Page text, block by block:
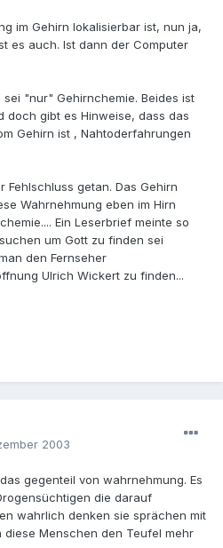
im Gehirn lokalisierbar ist, nun ja,
es auch. Ist dann der Computer
"nur" Gehirnchemie. Beides ist
doch gibt es Hinweise, dass das
Gehirn ist , Nahtoderfahrungen
Fehlschluss getan. Das Gehirn
Wahrnehmung eben im Hirn
Ein Leserbrief meinte so
um Gott zu finden sei
den Fernseher
Ulrich Wickert zu finden...
2003
gegenteil von wahrnehmung. Es
die darauf
wahrlich denken sie sprächen mit
diese Menschen den Teufel mehr